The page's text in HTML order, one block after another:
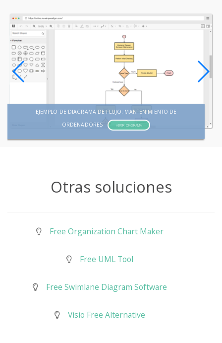
EJEMPLO DE DIAGRAMA DE FLUJO: MANTENIMIENTO DE
ORDENADORES
ABRIR DIAGRAMA
Otras soluciones
Free Organization Chart Maker
Free UML Tool
Free Swimlane Diagram Software
Visio Free Alternative